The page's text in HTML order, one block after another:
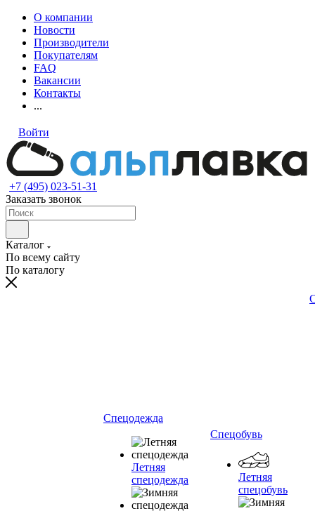
О компании
Новости
Производители
Покупателям
FAQ
Вакансии
Контакты
...
Войти
+7 (495) 023-51-31
Заказать звонок
Каталог
По всему сайту
По каталогу
Спецодежда
Летняя
спецодежда
Спецобувь
Летняя
спецобувь